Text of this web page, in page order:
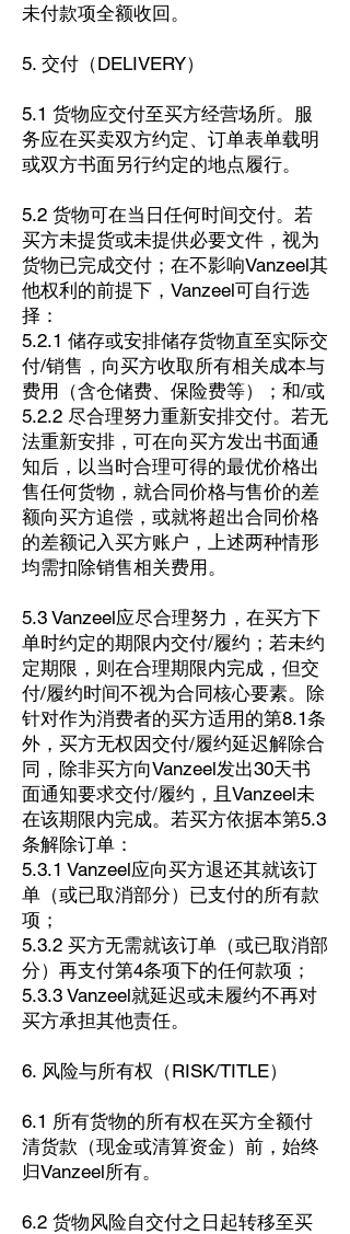
未付款项全额收回。
5. 交付（DELIVERY）
5.1 货物应交付至买方经营场所。服
务应在买卖双方约定、订单表单载明
或双方书面另行约定的地点履行。
5.2 货物可在当日任何时间交付。若
买方未提货或未提供必要文件，视为
货物已完成交付；在不影响Vanzeel其
他权利的前提下，Vanzeel可自行选
择：
5.2.1 储存或安排储存货物直至实际交
付/销售，向买方收取所有相关成本与
费用（含仓储费、保险费等）；和/或
5.2.2 尽合理努力重新安排交付。若无
法重新安排，可在向买方发出书面通
知后，以当时合理可得的最优价格出
售任何货物，就合同价格与售价的差
额向买方追偿，或就将超出合同价格
的差额记入买方账户，上述两种情形
均需扣除销售相关费用。
5.3 Vanzeel应尽合理努力，在买方下
单时约定的期限内交付/履约；若未约
定期限，则在合理期限内完成，但交
付/履约时间不视为合同核心要素。除
针对作为消费者的买方适用的第8.1条
外，买方无权因交付/履约延迟解除合
同，除非买方向Vanzeel发出30天书
面通知要求交付/履约，且Vanzeel未
在该期限内完成。若买方依据本第5.3
条解除订单：
5.3.1 Vanzeel应向买方退还其就该订
单（或已取消部分）已支付的所有款
项；
5.3.2 买方无需就该订单（或已取消部
分）再支付第4条项下的任何款项；
5.3.3 Vanzeel就延迟或未履约不再对
买方承担其他责任。
6. 风险与所有权（RISK/TITLE）
6.1 所有货物的所有权在买方全额付
清货款（现金或清算资金）前，始终
归Vanzeel所有。
6.2 货物风险自交付之日起转移至买